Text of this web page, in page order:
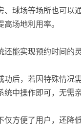
、球场等场所也可以
场地利用率。
还能实现预约时间的灵
功后，若因特殊情况
统中操作即可，无需
仅方便了用户，还降